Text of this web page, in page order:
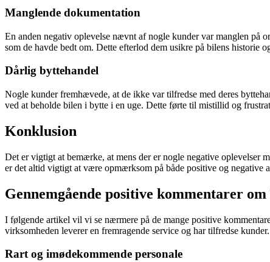
Manglende dokumentation
En anden negativ oplevelse nævnt af nogle kunder var manglen
som de havde bedt om. Dette efterlod dem usikre på bilens historie
Dårlig byttehandel
Nogle kunder fremhævede, at de ikke var tilfredse med deres
ved at beholde bilen i bytte i en uge. Dette førte til mistillid og
Konklusion
Det er vigtigt at bemærke, at mens der er nogle negative oplevelser
er det altid vigtigt at være opmærksom på både positive og negative
Gennemgående positive kommentarer
I følgende artikel vil vi se nærmere på de mange positive
virksomheden leverer en fremragende service og har tilfredse kunder.
Rart og imødekommende personale